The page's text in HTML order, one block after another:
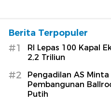
Berita Terpopuler
#1
RI Lepas 100 Kapal
2,2 Triliun
#2
Pengadilan AS
Pembangunan
Putih